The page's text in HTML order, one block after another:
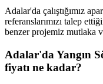
Adalar'da çalıştığımız
referanslarımızı talep
benzer projemiz mutlaka
Adalar'da Yangın
fiyatı ne kadar?